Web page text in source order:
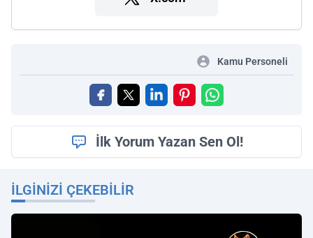
Kamu Personeli
İlk Yorum Yazan Sen Ol!
İLGINIZI ÇEKEBILIR